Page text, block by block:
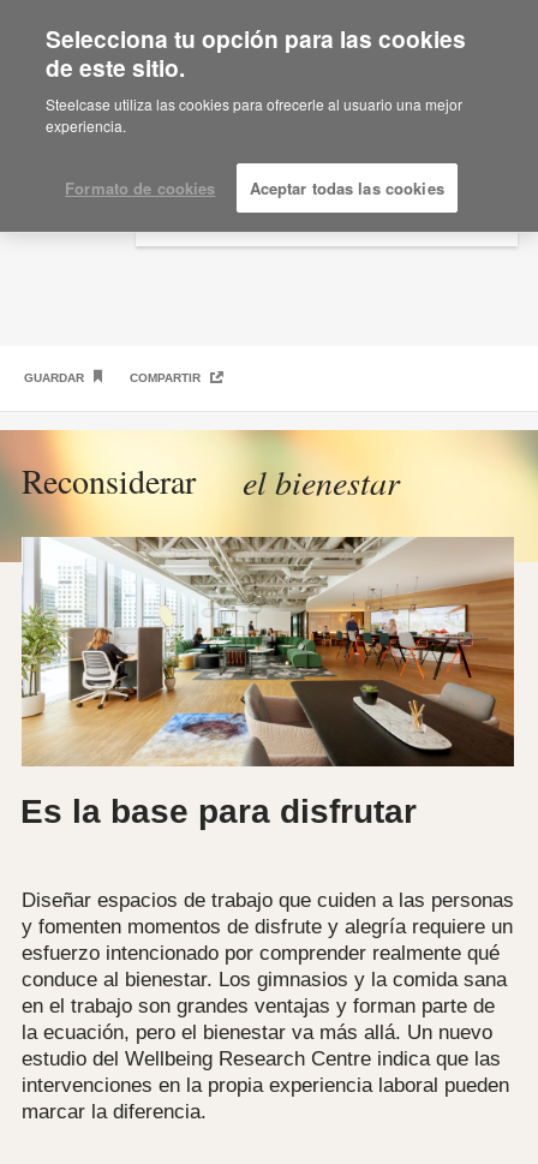
Are you in United States?
Would you like to see Products we sell in
your region?
English
Español
Reconsiderar el bienestar
GUARDAR COMPARTIR
Reconsiderar el bienestar
Es la base para disfrutar
Diseñar espacios de trabajo que cuiden a las personas
y fomenten momentos de disfrute y alegría requiere un
esfuerzo intencionado por comprender realmente qué
conduce al bienestar. Los gimnasios y la comida sana
en el trabajo son grandes ventajas y forman parte de
la ecuación, pero el bienestar va más allá. Un nuevo
estudio del Wellbeing Research Centre indica que las
intervenciones en la propia experiencia laboral pueden
marcar la diferencia.
Selecciona tu opción para las cookies
de este sitio.
Steelcase utiliza las cookies para ofrecerle al usuario una mejor
experiencia.
Formato de cookies Aceptar todas las cookies